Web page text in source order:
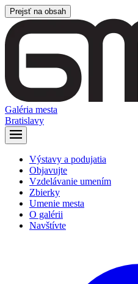
Prejsť na obsah
Galéria mesta
Bratislavy
Výstavy a podujatia
Objavujte
Vzdelávanie umením
Zbierky
Umenie mesta
O galérii
Navštívte